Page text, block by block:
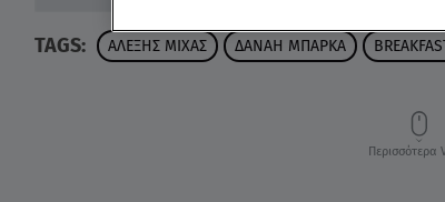
TAGS: ΑΛΕΞΗΣ ΜΙΧΑΣ ΔΑΝΑΗ ΜΠΑΡΚΑ
Περισσότερα